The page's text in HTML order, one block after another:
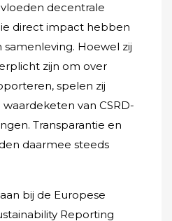
decentrale
direct impact hebben
Hoewel zij
zijn om over
spelen zij
van CSRD-
Transparantie en
daarmee steeds
bij de Europese
Reporting